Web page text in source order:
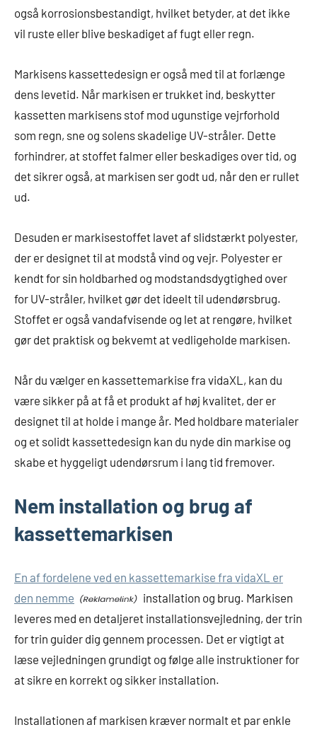
også korrosionsbestandigt, hvilket betyder, at det ikke
vil ruste eller blive beskadiget af fugt eller regn.
Markisens kassettedesign er også med til at forlænge
dens levetid. Når markisen er trukket ind, beskytter
kassetten markisens stof mod ugunstige vejrforhold
som regn, sne og solens skadelige UV-stråler. Dette
forhindrer, at stoffet falmer eller beskadiges over tid, og
det sikrer også, at markisen ser godt ud, når den er rullet
ud.
Desuden er markisestoffet lavet af slidstærkt polyester,
der er designet til at modstå vind og vejr. Polyester er
kendt for sin holdbarhed og modstandsdygtighed over
for UV-stråler, hvilket gør det ideelt til udendørsbrug.
Stoffet er også vandafvisende og let at rengøre, hvilket
gør det praktisk og bekvemt at vedligeholde markisen.
Når du vælger en kassettemarkise fra vidaXL, kan du
være sikker på at få et produkt af høj kvalitet, der er
designet til at holde i mange år. Med holdbare materialer
og et solidt kassettedesign kan du nyde din markise og
skabe et hyggeligt udendørsrum i lang tid fremover.
Nem installation og brug af
kassettemarkisen
En af fordelene ved en kassettemarkise fra vidaXL er
den nemme
installation og brug. Markisen
leveres med en detaljeret installationsvejledning, der trin
for trin guider dig gennem processen. Det er vigtigt at
læse vejledningen grundigt og følge alle instruktioner for
at sikre en korrekt og sikker installation.
Installationen af markisen kræver normalt et par enkle